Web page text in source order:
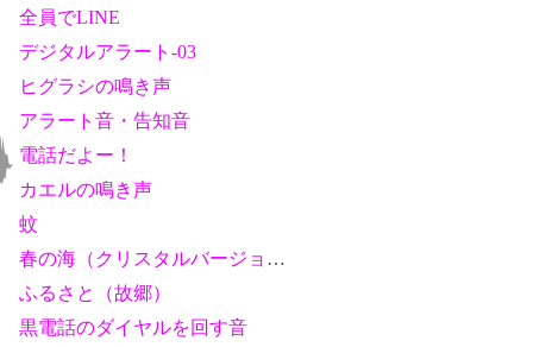
全員でLINE
デジタルアラート-03
ヒグラシの鳴き声
アラート音・告知音
電話だよー！
カエルの鳴き声
蚊
春の海（クリスタルバージョン）
ふるさと（故郷）
黒電話のダイヤルを回す音